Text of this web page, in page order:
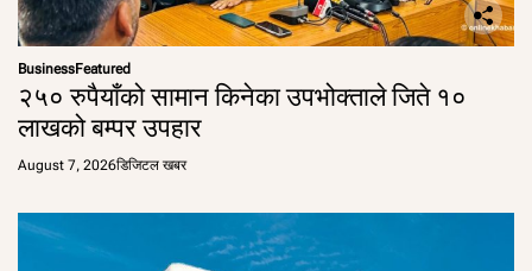
BusinessFeatured
२५० रुपैयाँको सामान किनेका उपभोक्ताले जिते १०
लाखको बम्पर उपहार
August 7, 2026डिजिटल खबर